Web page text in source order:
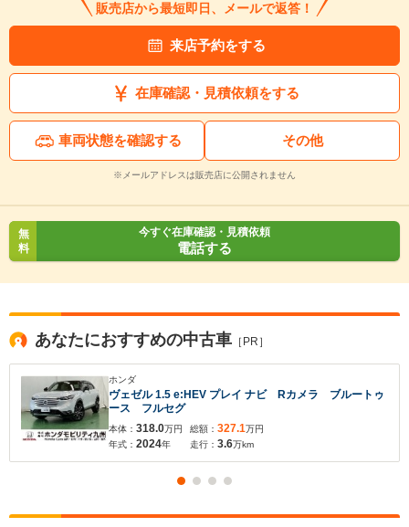
販売店から最短即日、メールで返答！
来店予約をする
在庫確認・見積依頼をする
車両状態を確認する その他
※メールアドレスは販売店に公開されません
無
料
今すぐ在庫確認・見積依頼
電話する
あなたにおすすめの中古車 ［PR］
ホンダ
ヴェゼル 1.5 e:HEV プレイ ナビ Rカメラ ブルートゥ
ース フルセグ
本体： 318.0万円
年式： 2024年
総額： 327.1万円
走行： 3.6万km